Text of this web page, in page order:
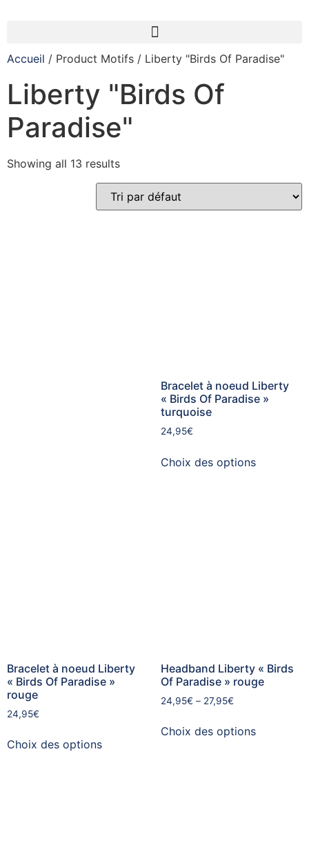
Accueil / Product Motifs / Liberty "Birds Of Paradise"
Liberty "Birds Of
Paradise"
Showing all 13 results
Bracelet à noeud Liberty
« Birds Of Paradise »
turquoise
24,95€
Choix des options
Bracelet à noeud Liberty
« Birds Of Paradise »
rouge
24,95€
Choix des options
Headband Liberty « Birds
Of Paradise » rouge
24,95€ – 27,95€
Choix des options